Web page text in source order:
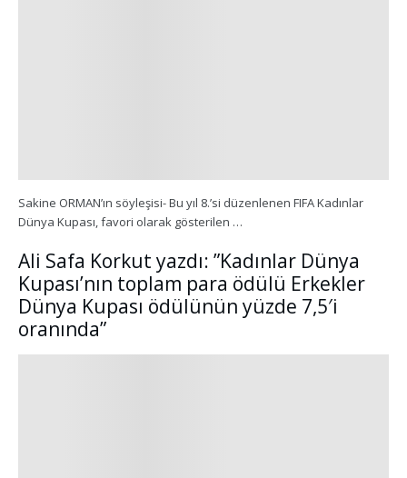
Sakine ORMAN’ın söyleşisi- Bu yıl 8.’si düzenlenen FIFA Kadınlar
Dünya Kupası, favori olarak gösterilen …
Ali Safa Korkut yazdı: ”Kadınlar Dünya
Kupası’nın toplam para ödülü Erkekler
Dünya Kupası ödülünün yüzde 7,5′i
oranında”